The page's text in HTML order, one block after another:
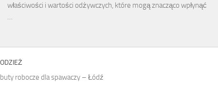
właściwości i wartości odżywczych, które mogą znacząco wpłynąć
ODZIEŻ
buty robocze dla spawaczy – Łódź